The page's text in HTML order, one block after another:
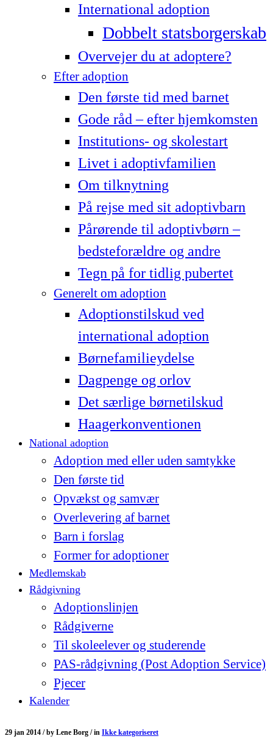
International adoption
Dobbelt statsborgerskab
Overvejer du at adoptere?
Efter adoption
Den første tid med barnet
Gode råd – efter hjemkomsten
Institutions- og skolestart
Livet i adoptivfamilien
Om tilknytning
På rejse med sit adoptivbarn
Pårørende til adoptivbørn –
bedsteforældre og andre
Tegn på for tidlig pubertet
Generelt om adoption
Adoptionstilskud ved
international adoption
Børnefamilieydelse
Dagpenge og orlov
Det særlige børnetilskud
Haagerkonventionen
National adoption
Adoption med eller uden samtykke
Den første tid
Opvækst og samvær
Overlevering af barnet
Barn i forslag
Former for adoptioner
Medlemskab
Rådgivning
Adoptionslinjen
Rådgiverne
Til skoleelever og studerende
PAS-rådgivning (Post Adoption Service)
Pjecer
Kalender
29 jan 2014 /by Lene Borg /in Ikke kategoriseret